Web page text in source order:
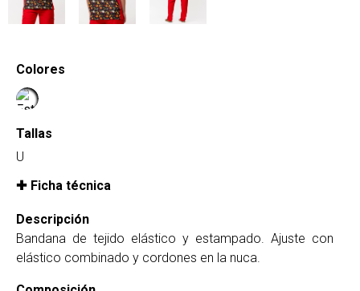
Colores
Tallas
U
Ficha técnica
Descripción
Bandana de tejido elástico y estampado. Ajuste con
elástico combinado y cordones en la nuca.